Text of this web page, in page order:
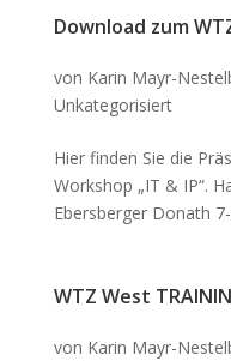
Download zum
von Karin Mayr-
Unkategorisiert
Hier finden Sie die
Workshop „IT & IP“.
Ebersberger Donath
WTZ West
von Karin Mayr-